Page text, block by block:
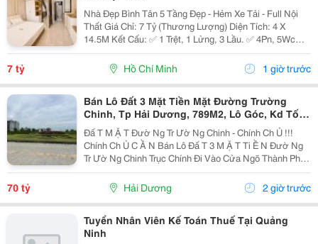
Nhà Đẹp Bình Tân 5 Tầng Đẹp - Hẻm Xe Tải - Full Nội
Thất Giá Chỉ: 7 Tỷ (Thương Lượng) Diện Tích: 4 X
14.5M Kết Cấu: ✅ 1 Trệt, 1 Lửng, 3 Lầu. ✅ 4Pn, 5Wc
(Có Thể Bố Trí 6Pn). ✅ Phòng Thờ, Phòng Giặt, Sân
Thượng. Hẻm Xe Tải, Gần Mặt Tiền, Thuận...
7 tỷ Hồ Chí Minh 1 giờ trước
Bán Lô Đất 3 Mặt Tiền Mặt Đường Trường
Chinh, Tp Hải Dương, 789M2, Lô Góc, Kd Tốt,
Vị Trí Đẹp
Đấ T M Ặ T Đườ Ng Tr Ườ Ng Chinh - Chính Ch Ủ !!!
Chính Ch Ủ C Ầ N Bán Lô Đấ T 3 M Ặ T Ti Ề N Đườ Ng
Tr Ườ Ng Chinh Trục Chính Đi Vào Cửa Ngõ Thành Ph Ố
H Ả I D Ươ Ng - Di Ệ N Tích 789M2, Lô Góc 3 M Ặ T Ti Ề
70 tỷ Hải Dương 2 giờ trước
Tuyển Nhân Viên Kế Toán Thuế Tại Quảng
Ninh